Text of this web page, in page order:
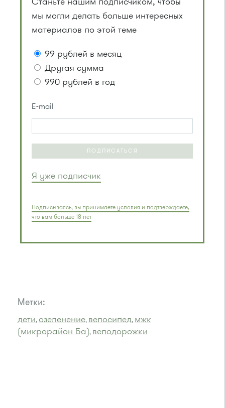
мы могли делать больше интересных
материалов по этой теме
99 рублей в месяц
Другая сумма
990 рублей в год
E-mail
ПОДПИСАТЬСЯ
Я уже подписчик
Подписываясь, вы принимаете условия и подтверждаете,
что вам больше 18 лет
Метки:
дети,озеленение, велосипед, мжк
(микрорайон 5а), велодорожки